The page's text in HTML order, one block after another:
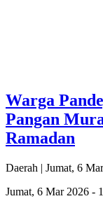
Warga
Pangan
Ramadan
Daerah | Jumat, 6
Jumat, 6 Mar 2026 -